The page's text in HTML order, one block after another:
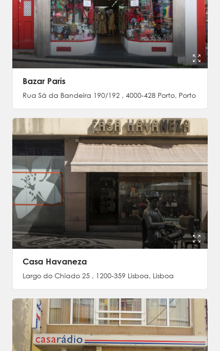
Bazar Paris
Rua Sá da Bandeira 190/192 , 4000-428 Porto, Porto
Casa Havaneza
Largo do Chiado 25 , 1200-359 Lisboa, Lisboa